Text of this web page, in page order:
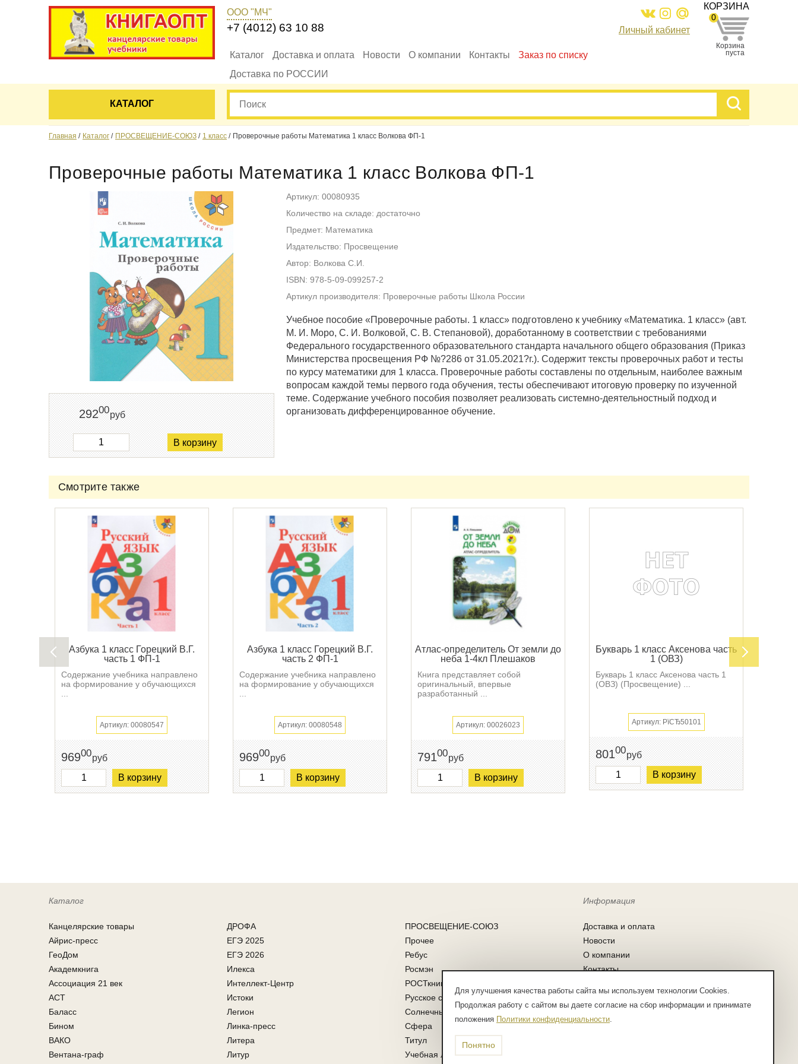
ООО "МЧ"
+7 (4012) 63 10 88 Личный кабинет
Каталог Доставка и оплата Новости О компании Контакты
Заказ по списку
Доставка по РОССИИ
КОРЗИНА
Корзина
пуста
0
КАТАЛОГ
Главная Каталог ПРОСВЕЩЕНИЕ-СОЮЗ 1 класс Проверочные работы Математика 1 класс Волкова ФП-1
Проверочные работы Математика 1 класс Волкова ФП-1
29200руб
В корзину
Артикул: 00080935
Количество на складе: достаточно
Предмет: Математика
Издательство: Просвещение
Автор: Волкова С.И.
ISBN: 978-5-09-099257-2
Артикул производителя: Проверочные работы Школа России
Учебное пособие «Проверочные работы. 1 класс» подготовлено к учебнику «Математика. 1 класс» (авт.
М. И. Моро, С. И. Волковой, С. В. Степановой), доработанному в соответствии с требованиями
Федерального государственного образовательного стандарта начального общего образования (Приказ
Министерства просвещения РФ №?286 от 31.05.2021?г.). Содержит тексты проверочных работ и тесты
по курсу математики для 1 класса. Проверочные работы составлены по отдельным, наиболее важным
вопросам каждой темы первого года обучения, тесты обеспечивают итоговую проверку по изученной
теме. Содержание учебного пособия позволяет реализовать системно-деятельностный подход и
организовать дифференцированное обучение.
Смотрите также
Азбука 1 класс Горецкий В.Г.
часть 1 ФП-1
Содержание учебника направлено
на формирование у обучающихся
Артикул: 00080547
96900руб
В корзину
Азбука 1 класс Горецкий В.Г.
часть 2 ФП-1
Содержание учебника направлено
на формирование у обучающихся
Артикул: 00080548
96900руб
В корзину
Атлас-определитель От земли до
неба 1-4кл Плешаков
Книга представляет собой
оригинальный, впервые
разработанный ...
Артикул: 00026023
79100руб
В корзину
Букварь 1 класс Аксенова часть
1 (ОВЗ)
Букварь 1 класс Аксенова часть 1
(ОВЗ) (Просвещение) ...
Артикул: РїСЂ50101
80100руб
В корзину
Каталог
Канцелярcкие товары
Айрис-пресс
ГеоДом
Академкнига
Ассоциация 21 век
АСТ
Баласс
Бином
ВАКО
Вентана-граф
ДРОФА
ЕГЭ 2025
ЕГЭ 2026
Илекса
Интеллект-Центр
Истоки
Легион
Линка-пресс
Литера
Литур
ПРОСВЕЩЕНИЕ-СОЮЗ
Прочее
Ребус
Росмэн
РОСТкнига
Русское слово
Солнечные ступени
Сфера
Титул
Учебная литература ФГОС
Информация
Доставка и оплата
Новости
О компании
Контакты
Для улучшения качества работы сайта мы используем технологии Cookies.
Продолжая работу с сайтом вы даете согласие на сбор информации и принимате
положения Политики конфиденциальности.
Понятно